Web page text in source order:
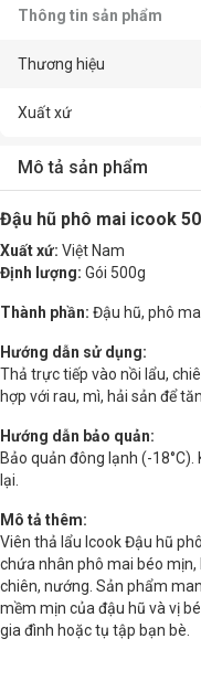
Thông tin sản phẩm
Thương hiệu
Xuất xứ
Mô tả sản phẩm
Đậu hũ phô mai icook
Xuất xứ: Việt Nam
Định lượng: Gói 500g
Thành phần: Đậu hũ, phô
Hướng dẫn sử dụng:
Thả trực tiếp vào nồi lẩu,
hợp với rau, mì, hải sản để
Hướng dẫn bảo quản:
Bảo quản đông lạnh (-
lại.
Mô tả thêm:
Viên thả lẩu Icook Đậu hũ
chứa nhân phô mai béo
chiên, nướng. Sản phẩm
mềm mịn của đậu hũ và vị
gia đình hoặc tụ tập bạn bè.